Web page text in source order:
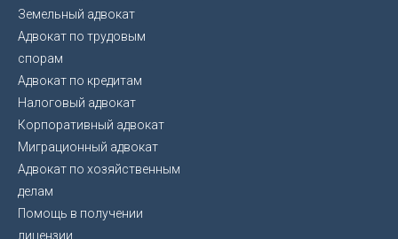
Земельный адвокат
Адвокат по трудовым
спорам
Адвокат по кредитам
Налоговый адвокат
Корпоративный адвокат
Миграционный адвокат
Адвокат по хозяйственным
делам
Помощь в получении
лицензии